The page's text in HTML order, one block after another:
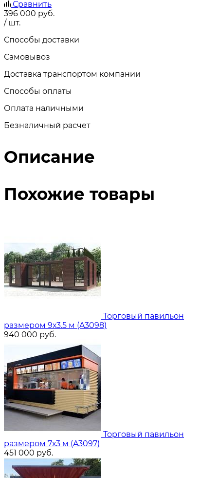
Сравнить
396 000 руб.
/ шт.
Способы доставки
Самовывоз
Доставка транспортом компании
Способы оплаты
Оплата наличными
Безналичный расчет
Описание
Похожие товары
Торговый павильон
размером 9х3.5 м (A3098)
940 000 руб.
Торговый павильон
размером 7х3 м (A3097)
451 000 руб.